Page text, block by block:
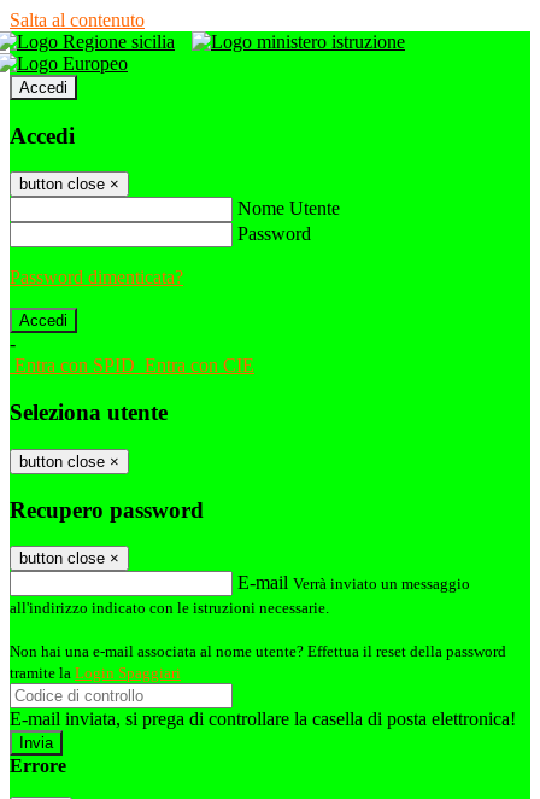
Salta al contenuto
Accedi
Accedi
button close ×
Nome Utente
Password
Password dimenticata?
-
Entra con SPID Entra con CIE
Seleziona utente
button close ×
Recupero password
button close ×
E-mail Verrà inviato un messaggio
all'indirizzo indicato con le istruzioni necessarie.
Non hai una e-mail associata al nome utente? Effettua il reset della password
tramite la Login Spaggiari
E-mail inviata, si prega di controllare la casella di posta elettronica!
Errore